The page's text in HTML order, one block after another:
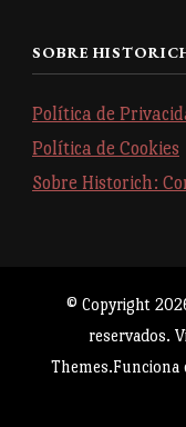
SOBRE
Política de
Política de Cookies
Sobre Historich:
© Copyright
reservados.
Themes.Funciona